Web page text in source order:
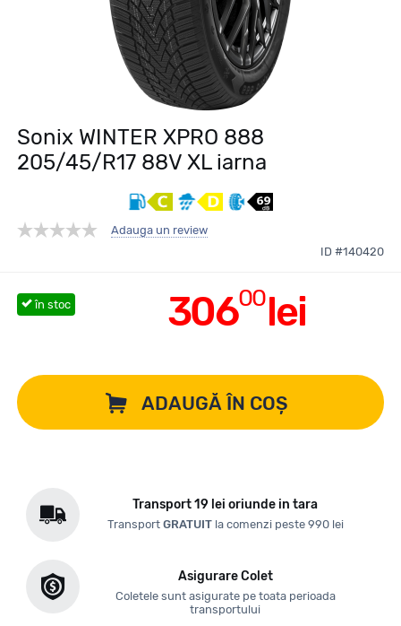
Sonix WINTER XPRO 888
205/45/R17 88V XL iarna
Adauga un review
ID #140420
30600lei
în stoc
ADAUGĂ ÎN COȘ
Transport 19 lei oriunde in tara
Transport GRATUITla comenzi peste 990 lei
Asigurare Colet
Coletele sunt asigurate pe toata perioada
transportului